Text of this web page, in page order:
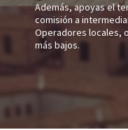
Además, apoyas el
comisión a
Operadores locales,
más bajos.